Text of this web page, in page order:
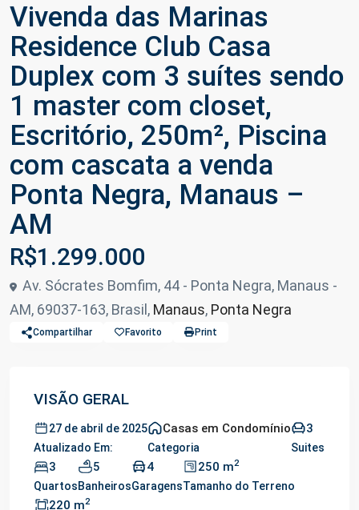
Vivenda das Marinas
Residence Club Casa
Duplex com 3 suítes sendo
1 master com closet,
Escritório, 250m², Piscina
com cascata a venda
Ponta Negra, Manaus –
AM
R$1.299.000
Av. Sócrates Bomfim, 44 - Ponta Negra, Manaus -
AM, 69037-163, Brasil, Manaus, Ponta Negra
Compartilhar Favorito Print
VISÃO GERAL
27 de abril de 2025
Atualizado Em:
Casas em Condomínio
Categoria
3
Suites
3
Quartos
5
Banheiros
4
Garagens
250 m2
Tamanho do Terreno
220 m2